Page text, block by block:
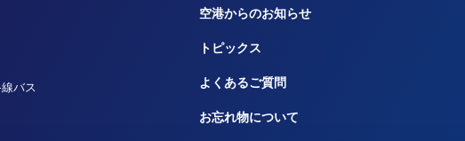
バス
空港からのお知らせ
トピックス
よくあるご質問
お忘れ物について